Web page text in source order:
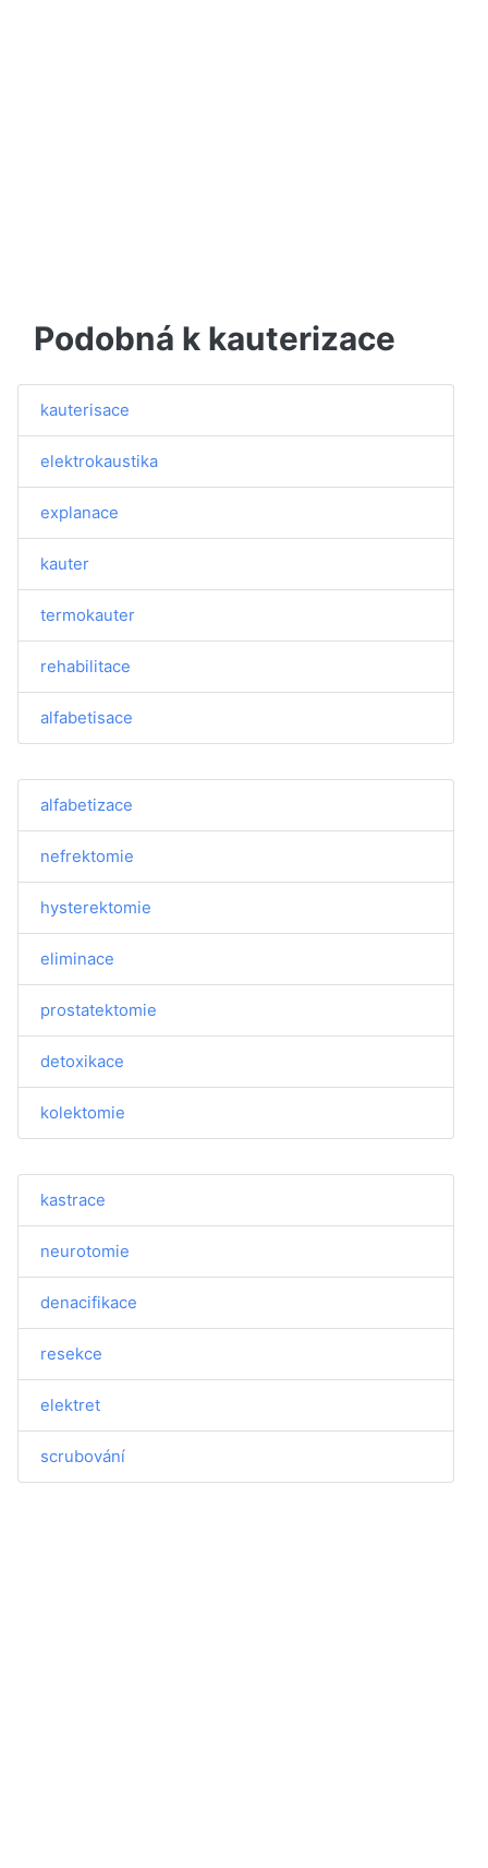
Podobná k kauterizace
kauterisace
elektrokaustika
explanace
kauter
termokauter
rehabilitace
alfabetisace
alfabetizace
nefrektomie
hysterektomie
eliminace
prostatektomie
detoxikace
kolektomie
kastrace
neurotomie
denacifikace
resekce
elektret
scrubování